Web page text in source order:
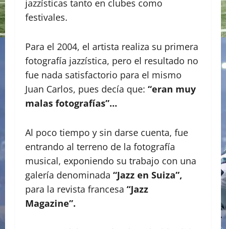
jazzísticas tanto en clubes como
festivales.
Para el 2004, el artista realiza su primera
fotografía jazzística, pero el resultado no
fue nada satisfactorio para el mismo
Juan Carlos, pues decía que: “eran muy
malas fotografías”…
Al poco tiempo y sin darse cuenta, fue
entrando al terreno de la fotografía
musical, exponiendo su trabajo con una
galería denominada “Jazz en Suiza”,
para la revista francesa “Jazz
Magazine”.